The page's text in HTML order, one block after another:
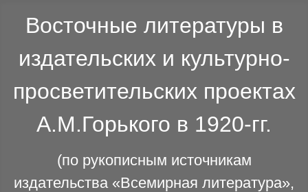
Восточные литературы в
издательских и культурно-
просветительских проектах
А.М.Горького в 1920-гг.
(по рукописным источникам
издательства «Всемирная литература»,